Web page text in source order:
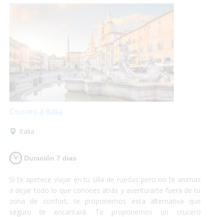
Crucero a Italia
Italia
Duración 7 dias
Si te apetece viajar en tu silla de ruedas pero no te animas
a dejar todo lo que conoces atrás y aventurarte fuera de tu
zona de confort, te proponemos esta alternativa que
seguro te encantará. Te proponemos un crucero